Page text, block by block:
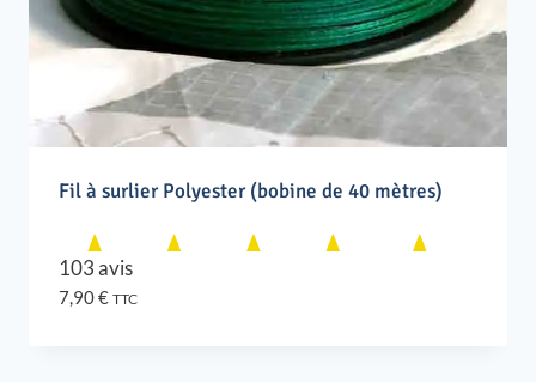
Fil à surlier Polyester (bobine de 40 mètres)
103 avis
7,90€ TTC